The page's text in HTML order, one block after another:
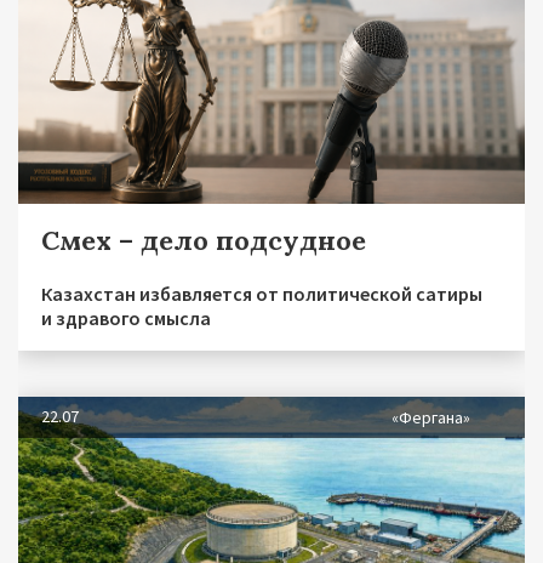
Смех – дело подсудное
Казахстан избавляется от политической сатиры
и здравого смысла
22.07 «Фергана»